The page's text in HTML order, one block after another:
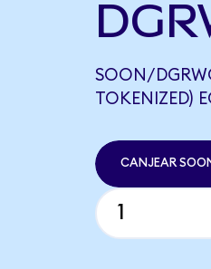
SOON/
TOKENIZED)
CANJEAR